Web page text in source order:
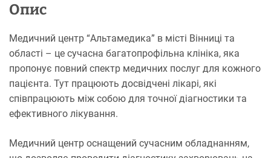
Опис
Медичний центр “Альтамедика” в місті Вінниці та
області – це сучасна багатопрофільна клініка, яка
пропонує повний спектр медичних послуг для кожного
пацієнта. Тут працюють досвідчені лікарі, які
співпрацюють між собою для точної діагностики та
ефективного лікування.
Медичний центр оснащений сучасним обладнанням,